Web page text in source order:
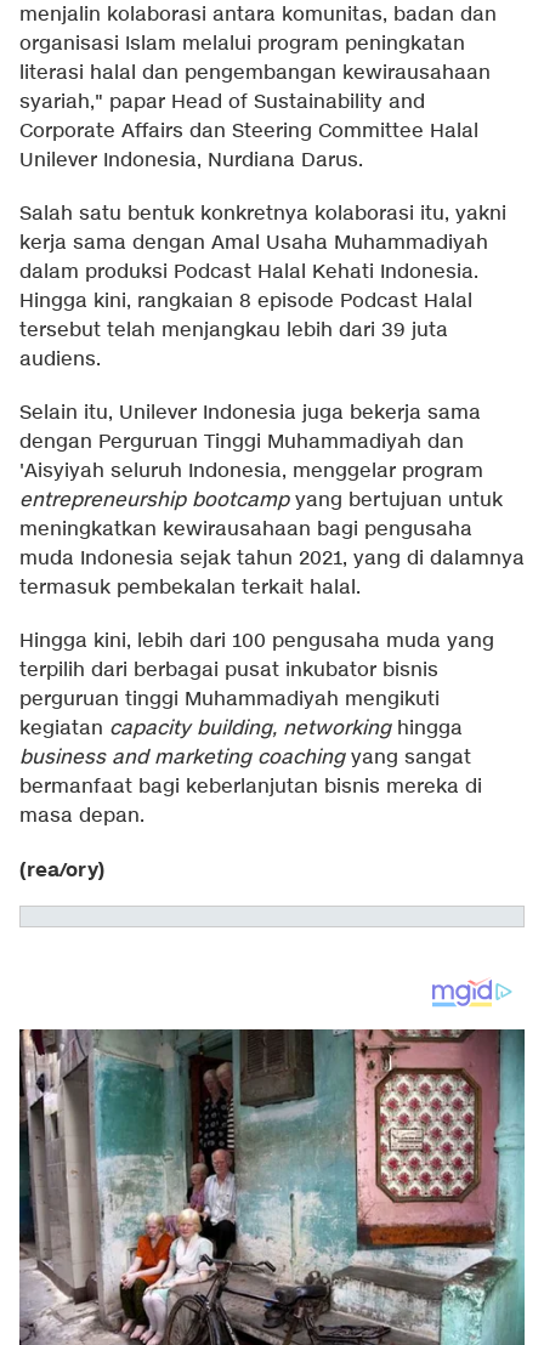
menjalin kolaborasi antara komunitas, badan dan
organisasi Islam melalui program peningkatan
literasi halal dan pengembangan kewirausahaan
syariah," papar Head of Sustainability and
Corporate Affairs dan Steering Committee Halal
Unilever Indonesia, Nurdiana Darus.
Salah satu bentuk konkretnya kolaborasi itu, yakni
kerja sama dengan Amal Usaha Muhammadiyah
dalam produksi Podcast Halal Kehati Indonesia.
Hingga kini, rangkaian 8 episode Podcast Halal
tersebut telah menjangkau lebih dari 39 juta
audiens.
Selain itu, Unilever Indonesia juga bekerja sama
dengan Perguruan Tinggi Muhammadiyah dan
'Aisyiyah seluruh Indonesia, menggelar program
entrepreneurship bootcampyang bertujuan untuk
meningkatkan kewirausahaan bagi pengusaha
muda Indonesia sejak tahun 2021, yang di dalamnya
termasuk pembekalan terkait halal.
Hingga kini, lebih dari 100 pengusaha muda yang
terpilih dari berbagai pusat inkubator bisnis
perguruan tinggi Muhammadiyah mengikuti
kegiatan capacity building, networkinghingga
business and marketing coachingyang sangat
bermanfaat bagi keberlanjutan bisnis mereka di
masa depan.
(rea/ory)